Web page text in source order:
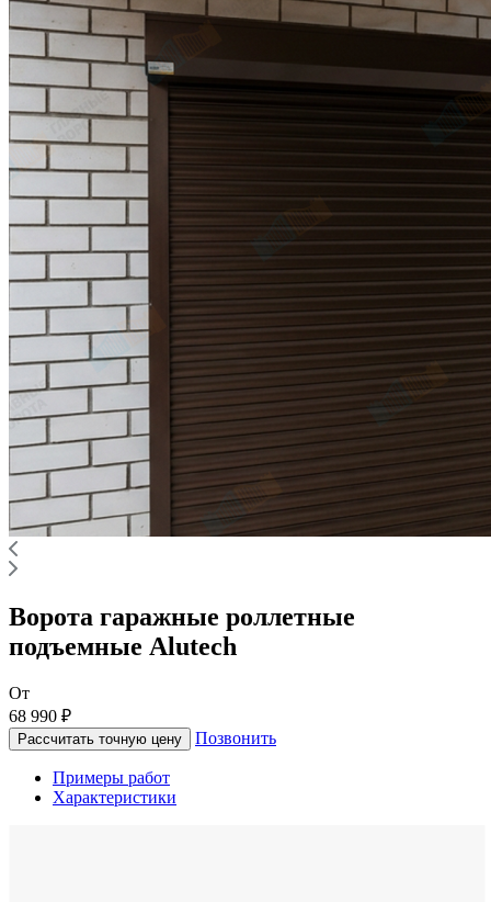
Ворота гаражные роллетные
подъемные Alutech
От
68 990 ₽
Рассчитать точную цену Позвонить
Примеры работ
Характеристики